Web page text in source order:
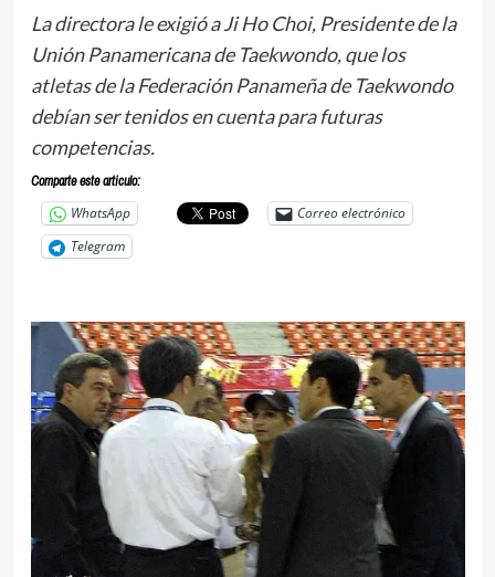
La directora le exigió a Ji Ho Choi, Presidente de la
Unión Panamericana de Taekwondo, que los
atletas de la Federación Panameña de Taekwondo
debían ser tenidos en cuenta para futuras
competencias.
Comparte este articulo:
WhatsApp
Correo electrónico
Telegram